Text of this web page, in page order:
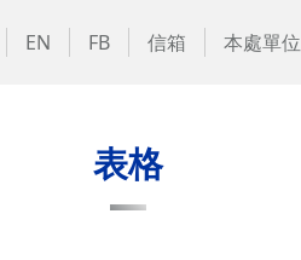
EN FB 信箱 本處單位
表格